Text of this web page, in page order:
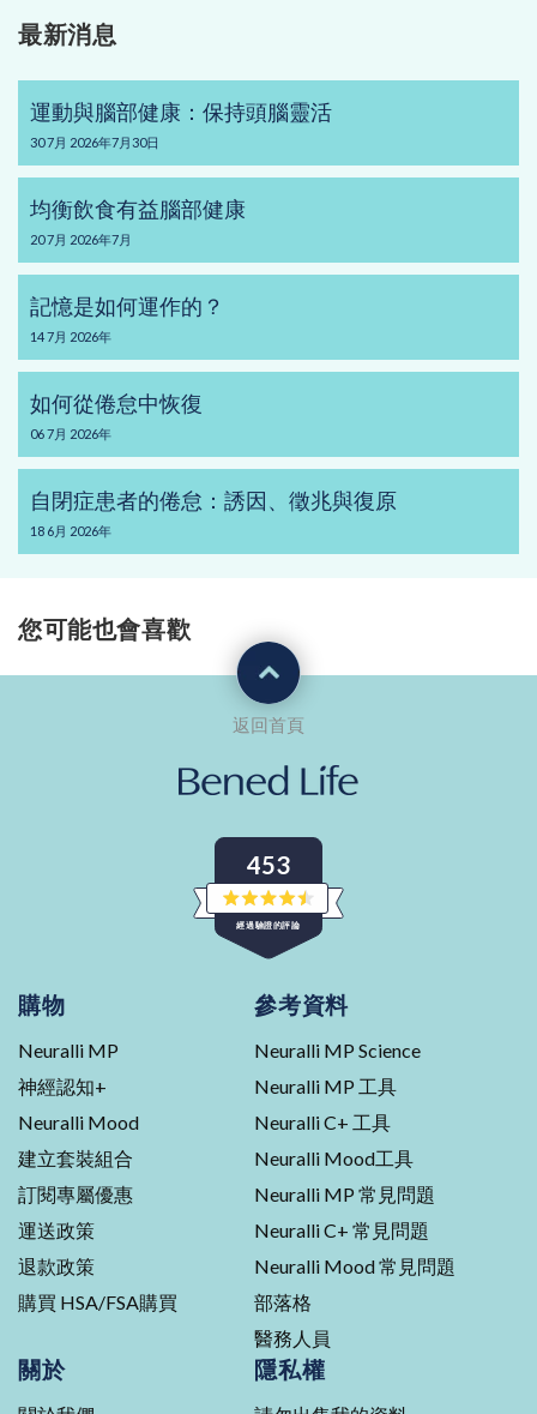
最新消息
運動與腦部健康：保持頭腦靈活
307月 2026年7月30日
均衡飲食有益腦部健康
207月 2026年7月
記憶是如何運作的？
147月 2026年
如何從倦怠中恢復
067月 2026年
自閉症患者的倦怠：誘因、徵兆與復原
18 6月 2026年
您可能也會喜歡
453
經過驗證的評論
評
分
4.5
星
分
5
則
核
實
評
論，
評
分
4.5
顆
星
（滿
購物
Neuralli MP
神經認知+
Neuralli Mood
建立套裝組合
訂閱專屬優惠
運送政策
退款政策
購買 HSA/FSA購買
參考資料
Neuralli MP Science
Neuralli MP 工具
Neuralli C+ 工具
Neuralli Mood工具
Neuralli MP 常見問題
Neuralli C+ 常見問題
Neuralli Mood 常見問題
部落格
醫務人員
關於 隱私權
返回首頁